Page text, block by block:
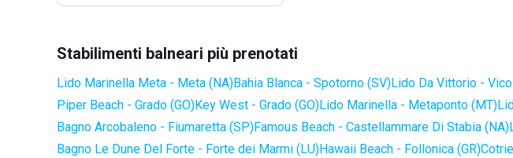
Stabilimenti balneari più prenotati
Lido Marinella Meta - Meta (NA)Bahia Blanca - Spotorno (SV)Lido Da Vittorio -
Piper Beach - Grado (GO)Key West - Grado (GO)Lido Marinella - Metaponto (MT)
Bagno Arcobaleno - Fiumaretta (SP)Famous Beach - Castellammare Di Stabia (NA)
Bagno Le Dune Del Forte - Forte dei Marmi (LU)Hawaii Beach - Follonica (GR)